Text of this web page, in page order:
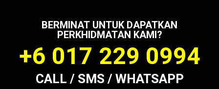
BERMINAT UNTUK DAPATKAN
PERKHIDMATAN KAMI?
+6 017 229 0994
CALL / SMS / WHATSAPP